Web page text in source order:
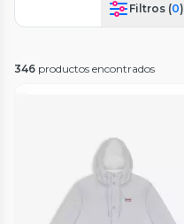
Filtros (0)
346 productos encontrados